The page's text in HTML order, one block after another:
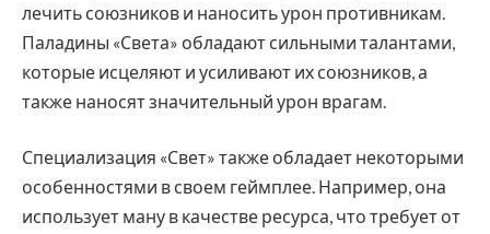
лечить союзников и наносить урон противникам.
Паладины «Света» обладают сильными талантами,
которые исцеляют и усиливают их союзников, а
также наносят значительный урон врагам.
Специализация «Свет» также обладает некоторыми
особенностями в своем геймплее. Например, она
использует ману в качестве ресурса, что требует от